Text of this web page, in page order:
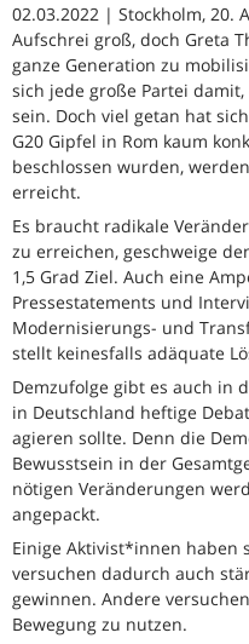
02.03.2022 | Stockholm, 20.
Aufschrei groß, doch Greta
ganze Generation zu
sich jede große Partei
sein. Doch viel getan hat
G20 Gipfel in Rom kaum
beschlossen wurden,
erreicht.
Es braucht radikale
zu erreichen, geschweige
1,5 Grad Ziel. Auch eine
Pressestatements und
Modernisierungs- und
stellt keinesfalls adäquate
Demzufolge gibt es auch in
in Deutschland heftige
agieren sollte. Denn die
Bewusstsein in der
nötigen Veränderungen
angepackt.
Einige Aktivist*innen haben
versuchen dadurch auch
gewinnen. Andere
Bewegung zu nutzen.